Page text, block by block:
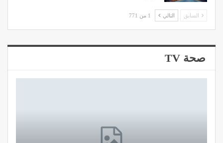
السابق التالي 1 من 771
صحة TV